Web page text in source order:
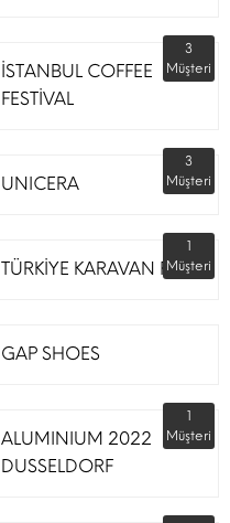
İSTANBUL COFFEE
FESTİVAL
3
Müşteri
UNICERA
3
Müşteri
TÜRKİYE KARAVAN FUARI
1
Müşteri
GAP SHOES
ALUMINIUM 2022
DUSSELDORF
1
Müşteri